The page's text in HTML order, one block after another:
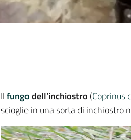
Ilfungodell’inchiostro (Coprinus
scioglie in una sorta di inchiostro